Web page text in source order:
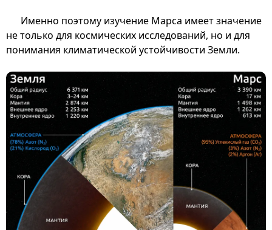
Именно поэтому изучение Марса имеет значение
не только для космических исследований, но и для
понимания климатической устойчивости Земли.